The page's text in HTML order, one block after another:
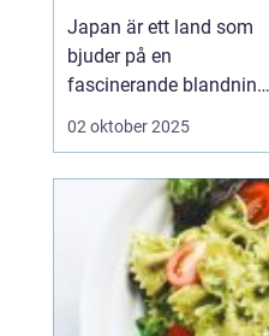
upplevelse
Japan är ett land som
bjuder på en
fascinerande blandning
av gamla traditioner och
Japan resor ett...
02 oktober 2025